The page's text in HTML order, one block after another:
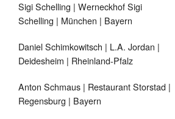
Sigi Schelling | Werneckhof Sigi
Schelling | München | Bayern
Daniel Schimkowitsch | L.A. Jordan |
Deidesheim | Rheinland-Pfalz
Anton Schmaus | Restaurant Storstad |
Regensburg | Bayern